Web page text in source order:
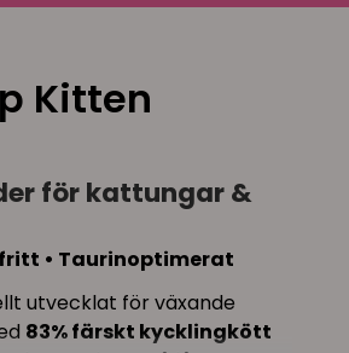
Kitten
för kattungar &
• Taurinoptimerat
utvecklat för växande
83% färskt kycklingkött